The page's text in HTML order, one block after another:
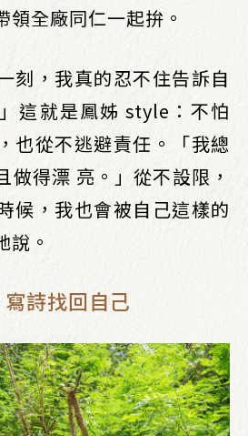
領全廠同仁一起拚。
刻，我真的忍不住告訴自
這就是鳳姊 style：不怕
也從不逃避責任。「我總
做得漂 亮。」從不設限，
候，我也會被自己這樣的
說。
詩找回自己